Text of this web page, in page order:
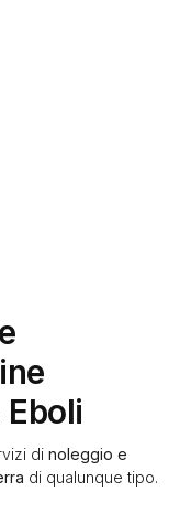
dinoleggio e
di qualunque tipo.